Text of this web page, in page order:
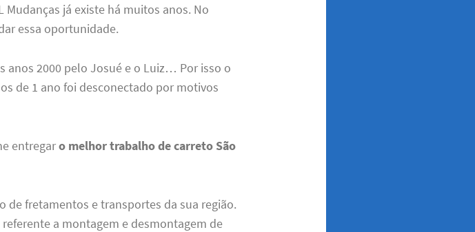
Mudanças já existe há muitos anos. No
essa oportunidade.
anos 2000 pelo Josué e o Luiz… Por isso o
de 1 ano foi desconectado por motivos
entregaro melhor trabalho de carreto São
fretamentos e transportes da sua região.
a montagem e desmontagem de